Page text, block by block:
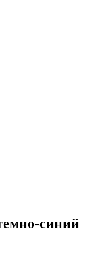
синий